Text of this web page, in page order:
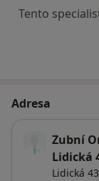
Tento
Adresa
Zubní
Lidická
Lidická